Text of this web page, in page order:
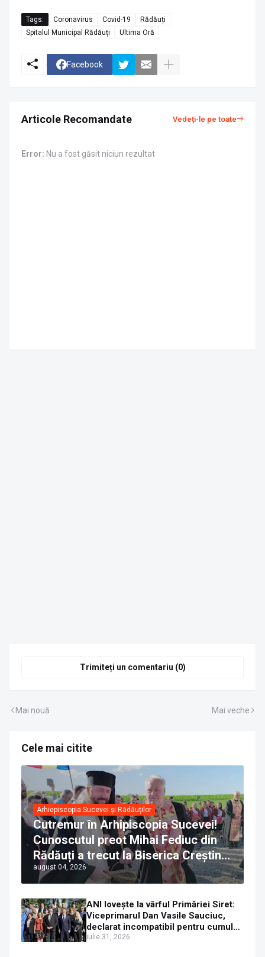
Tags: Coronavirus Covid-19
Rădăuți
Spitalul Municipal Rădăuți
Ultima Oră
Facebook
Articole Recomandate Vedeți-le pe toate
Error: Nu a fost găsit niciun rezultat
Trimiteți un comentariu (0)
Mai nouă Mai veche
Cele mai citite
Arhiepiscopia Sucevei și Rădăuților
Cutremur în Arhipiscopia Sucevei!
Cunoscutul preot Mihai Fediuc din
Rădăuți a trecut la Biserica Creștină
Ortodoxă Valahă. ÎPS Calinic anunță
că îi pregătește judecata canonică
august 04, 2026
ANI lovește la vârful Primăriei Siret:
Viceprimarul Dan Vasile Sauciuc,
declarat incompatibil pentru cumul
de funcții
iulie 31, 2026